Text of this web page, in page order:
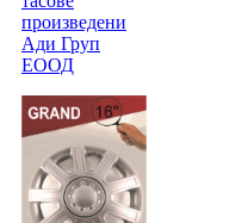
произведени
Ади Груп
ЕООД